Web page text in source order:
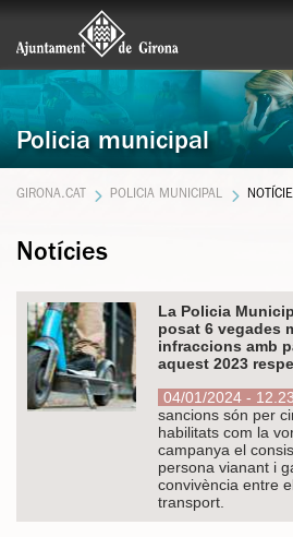
Policia municipal
GIRONA.CAT POLICIA MUNICIPAL
Notícies
La Policia
posat 6 vegades
infraccions amb
aquest 2023
04/01/2024 -
sancions són per
habilitats com la
campanya el
persona vianant i
convivència entre
transport.